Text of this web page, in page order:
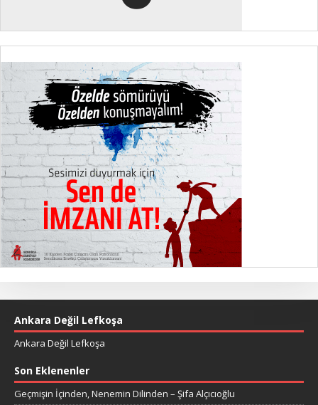
Ankara Değil Lefkoşa
Ankara Değil Lefkoşa
Son Eklenenler
Geçmişin İçinden, Nenemin Dilinden – Şifa Alçıcıoğlu